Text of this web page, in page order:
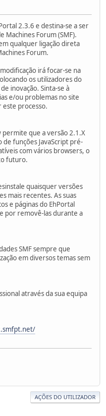
2.3.6 e destina-se a ser
Machines Forum (SMF).
qualquer ligação direta
Forum.
irá focar-se na
os utilizadores do
inovação. Sinta-se à
e/ou problemas no site
este processo.
permite que a versão 2.1.X
funções JavaScript pré-
com vários browsers, o
futuro.
quaisquer versões
mais recentes. As suas
e páginas do EhPortal
por removê-las durante a
SMF sempre que
em diversos temas sem
através da sua equipa
AÇÕES DO UTILIZADOR